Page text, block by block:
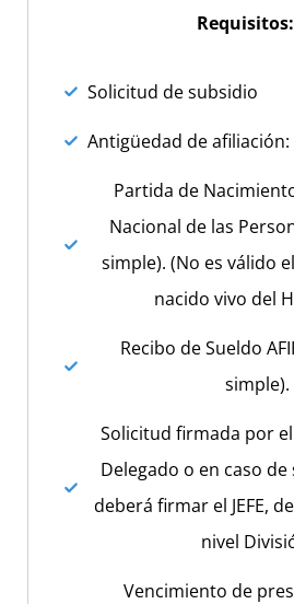
Requisitos:
Solicitud de subsidio
Antigüedad de afiliación:
Partida de
Nacional de las
simple). (No es válido
nacido vivo del
Recibo de Sueldo
simple).
Solicitud firmada por
Delegado o en caso
deberá firmar el JEFE,
nivel
Vencimiento de